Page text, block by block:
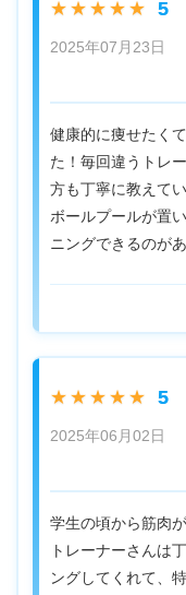
★★★★★ 5
2025年07月23日
健康的に痩せたく
た！毎回違うトレ
方も丁寧に教えて
ボールプールが置
ニングできるのが
★★★★★ 5
2025年06月02日
学生の頃から筋肉
トレーナーさんは
ングしてくれて、